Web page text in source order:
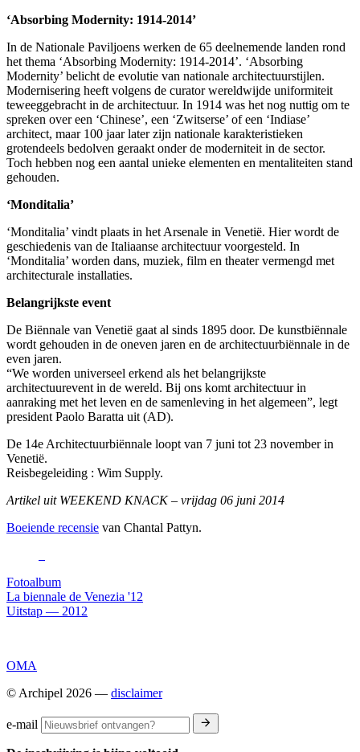
‘Absorbing Modernity: 1914-2014’
In de Nationale Paviljoens werken de 65 deelnemende landen rond
het thema ‘Absorbing Modernity: 1914-2014’. ‘Absorbing
Modernity’ belicht de evolutie van nationale architectuurstijlen.
Modernisering heeft volgens de curator wereldwijde uniformiteit
teweeggebracht in de architectuur. In 1914 was het nog nuttig om te
spreken over een ‘Chinese’, een ‘Zwitserse’ of een ‘Indiase’
architect, maar 100 jaar later zijn nationale karakteristieken
grotendeels bedolven geraakt onder de moderniteit in de sector.
Toch hebben nog een aantal unieke elementen en mentaliteiten stand
gehouden.
‘Monditalia’
‘Monditalia’ vindt plaats in het Arsenale in Venetië. Hier wordt de
geschiedenis van de Italiaanse architectuur voorgesteld. In
‘Monditalia’ worden dans, muziek, film en theater vermengd met
architecturale installaties.
Belangrijkste event
De Biënnale van Venetië gaat al sinds 1895 door. De kunstbiënnale
wordt gehouden in de oneven jaren en de architectuurbiënnale in de
even jaren.
“We worden universeel erkend als het belangrijkste
architectuurevent in de wereld. Bij ons komt architectuur in
aanraking met het leven en de samenleving in het algemeen”, legt
president Paolo Baratta uit (AD).
De 14e Architectuurbiënnale loopt van 7 juni tot 23 november in
Venetië.
Reisbegeleiding : Wim Supply.
Artikel uit WEEKEND KNACK– vrijdag 06 juni 2014
Boeiende recensie van Chantal Pattyn.
Fotoalbum
La biennale de Venezia '12
Uitstap — 2012
OMA
© Archipel 2026 — disclaimer
e-mail